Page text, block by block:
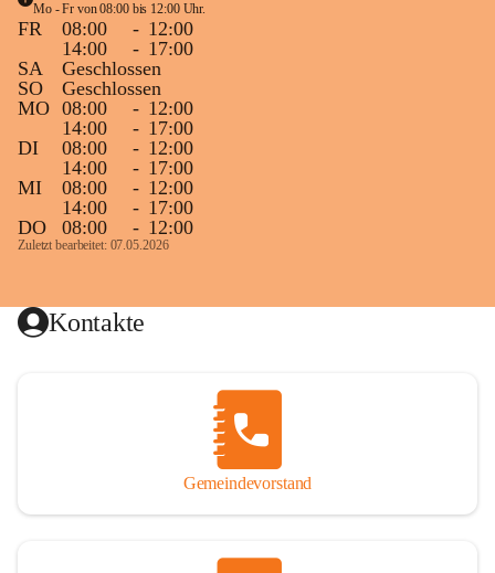
Mo - Fr von 08:00 bis 12:00 Uhr.
FR 08:00 - 12:00
14:00
- 17:00
SA
Geschlossen
SO
Geschlossen
MO 08:00 - 12:00
14:00
- 17:00
DI
08:00 - 12:00
14:00
- 17:00
MI
08:00 - 12:00
14:00
- 17:00
DO
08:00 - 12:00
Zuletzt bearbeitet: 07.05.2026
Kontakte
Gemeindevorstand